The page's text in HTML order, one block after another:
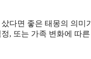
다면 좋은 태몽의 의
, 또는 가족 변화에 따